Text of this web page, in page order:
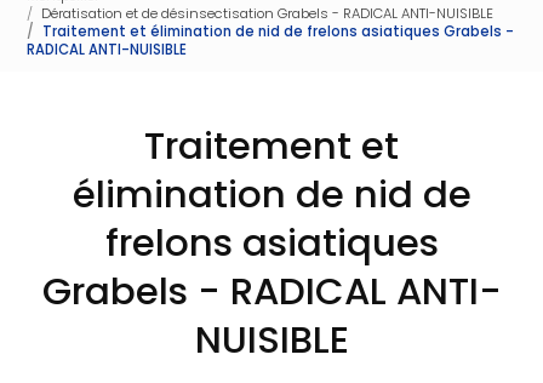
Dératisation et de désinsectisation Grabels - RADICAL ANTI-NUISIBLE
Traitement et élimination de nid de frelons asiatiques Grabels -
RADICAL ANTI-NUISIBLE
Traitement et
élimination de nid de
frelons asiatiques
Grabels - RADICAL ANTI-
NUISIBLE